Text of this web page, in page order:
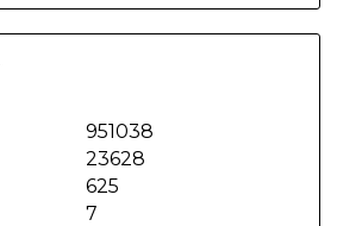
7
951038
23628
625